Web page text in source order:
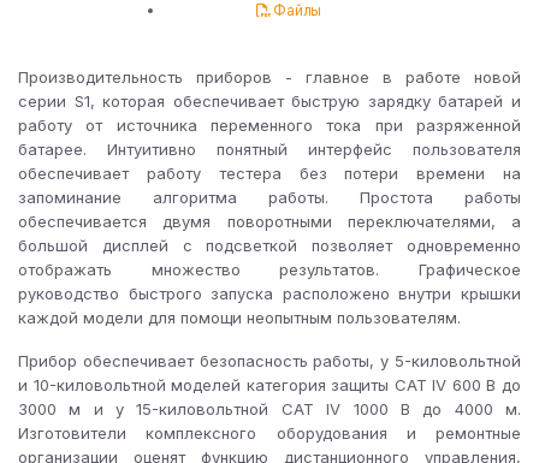
Файлы
Производительность приборов - главное в работе новой
серии S1, которая обеспечивает быструю зарядку батарей и
работу от источника переменного тока при разряженной
батарее. Интуитивно понятный интерфейс пользователя
обеспечивает работу тестера без потери времени на
запоминание алгоритма работы. Простота работы
обеспечивается двумя поворотными переключателями, а
большой дисплей с подсветкой позволяет одновременно
отображать множество результатов. Графическое
руководство быстрого запуска расположено внутри крышки
каждой модели для помощи неопытным пользователям.
Прибор обеспечивает безопасность работы, у 5-киловольтной
и 10-киловольтной моделей категория защиты CAT IV 600 В до
3000 м и у 15-киловольтной CAT IV 1000 В до 4000 м.
Изготовители комплексного оборудования и ремонтные
организации оценят функцию дистанционного управления,